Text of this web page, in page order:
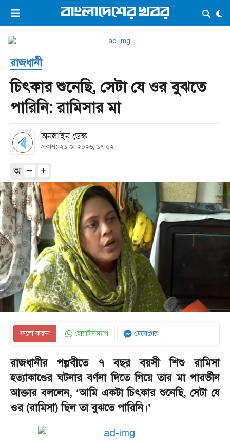
ভিডিও ই-পেপার লগইন ×
প্রচ্ছদ
সর্বশেষ
সব বিভাগ
আর্কাইভ
কনভার্টার
রাজধানী
চিৎকার শুনেছি, সেটা যে ওর বুঝতে
পারিনি: রামিসার মা
অনলাইন ডেস্ক
প্রকাশ: ২১ মে ২০২৬, ১৭:০২
অ
ফলো করুন হোয়াটসঅ্যাপ মেসেঞ্জার
রাজধানীর পল্লবীতে ৭ বছর বয়সী শিশু রামিসা
হত্যাকাণ্ডের ঘটনার বর্ণনা দিতে গিয়ে তার মা পারভীন
আক্তার বললেন, ‘আমি একটা চিৎকার শুনেছি, সেটা যে
ওর (রামিসা) ছিল তা বুঝতে পারিনি।’